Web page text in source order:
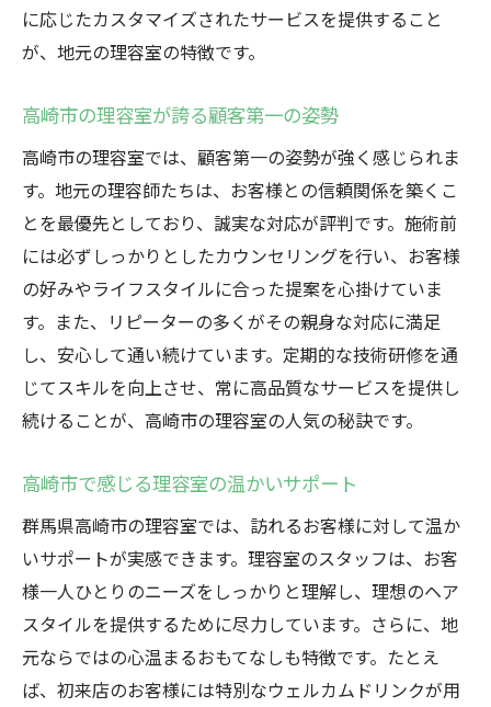
に応じたカスタマイズされたサービスを提供すること
が、地元の理容室の特徴です。
高崎市の理容室が誇る顧客第一の姿勢
高崎市の理容室では、顧客第一の姿勢が強く感じられま
す。地元の理容師たちは、お客様との信頼関係を築くこ
とを最優先としており、誠実な対応が評判です。施術前
には必ずしっかりとしたカウンセリングを行い、お客様
の好みやライフスタイルに合った提案を心掛けていま
す。また、リピーターの多くがその親身な対応に満足
し、安心して通い続けています。定期的な技術研修を通
じてスキルを向上させ、常に高品質なサービスを提供し
続けることが、高崎市の理容室の人気の秘訣です。
高崎市で感じる理容室の温かいサポート
群馬県高崎市の理容室では、訪れるお客様に対して温か
いサポートが実感できます。理容室のスタッフは、お客
様一人ひとりのニーズをしっかりと理解し、理想のヘア
スタイルを提供するために尽力しています。さらに、地
元ならではの心温まるおもてなしも特徴です。たとえ
ば、初来店のお客様には特別なウェルカムドリンクが用